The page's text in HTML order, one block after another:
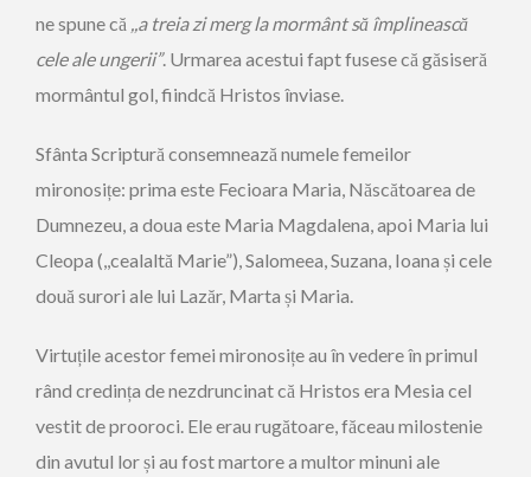
ne spune că ,,a treia zi merg la mormânt să împlinească
cele ale ungerii”. Urmarea acestui fapt fusese că găsiseră
mormântul gol, fiindcă Hristos înviase.
Sfânta Scriptură consemnează numele femeilor
mironosițe: prima este Fecioara Maria, Născătoarea de
Dumnezeu, a doua este Maria Magdalena, apoi Maria lui
Cleopa (,,cealaltă Marie”), Salomeea, Suzana, Ioana și cele
două surori ale lui Lazăr, Marta și Maria.
Virtuțile acestor femei mironosițe au în vedere în primul
rând credința de nezdruncinat că Hristos era Mesia cel
vestit de prooroci. Ele erau rugătoare, făceau milostenie
din avutul lor și au fost martore a multor minuni ale